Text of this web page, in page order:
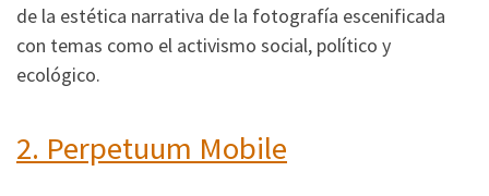
de la estética narrativa de la fotografía escenificada
con temas como el activismo social, político y
ecológico.
2. Perpetuum Mobile